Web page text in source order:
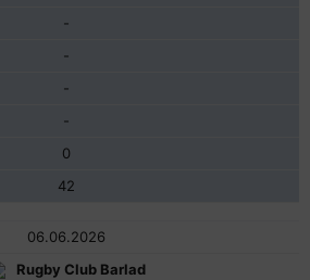
-
-
-
-
0
42
06.06.2026
Rugby Club Barlad